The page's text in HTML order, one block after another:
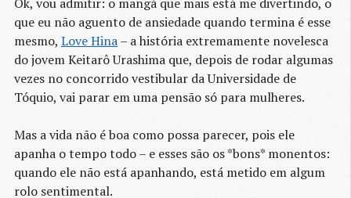
Ok, vou admitir: o mangá que mais está me divertindo, o
que eu não aguento de ansiedade quando termina é esse
mesmo,Love Hina– a história extremamente novelesca
do jovem Keitarô Urashima que, depois de rodar algumas
vezes no concorrido vestibular da Universidade de
Tóquio, vai parar em uma pensão só para mulheres.
Mas a vida não é boa como possa parecer, pois ele
apanha o tempo todo – e esses são os *bons* monentos:
quando ele não está apanhando, está metido em algum
rolo sentimental.